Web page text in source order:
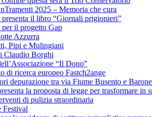
2025 – Memoria che cura
il libro “Giornali prigionieri”
il progetto Gap
Azzurra
Pipi e Mulingiani
Borghi
“Il Dono”
ricerca europeo Fastch2ange
depurazione tra via Fiume Busento e Barone
la proposta di legge per trasformare in
di pulizia straordinaria
Festival